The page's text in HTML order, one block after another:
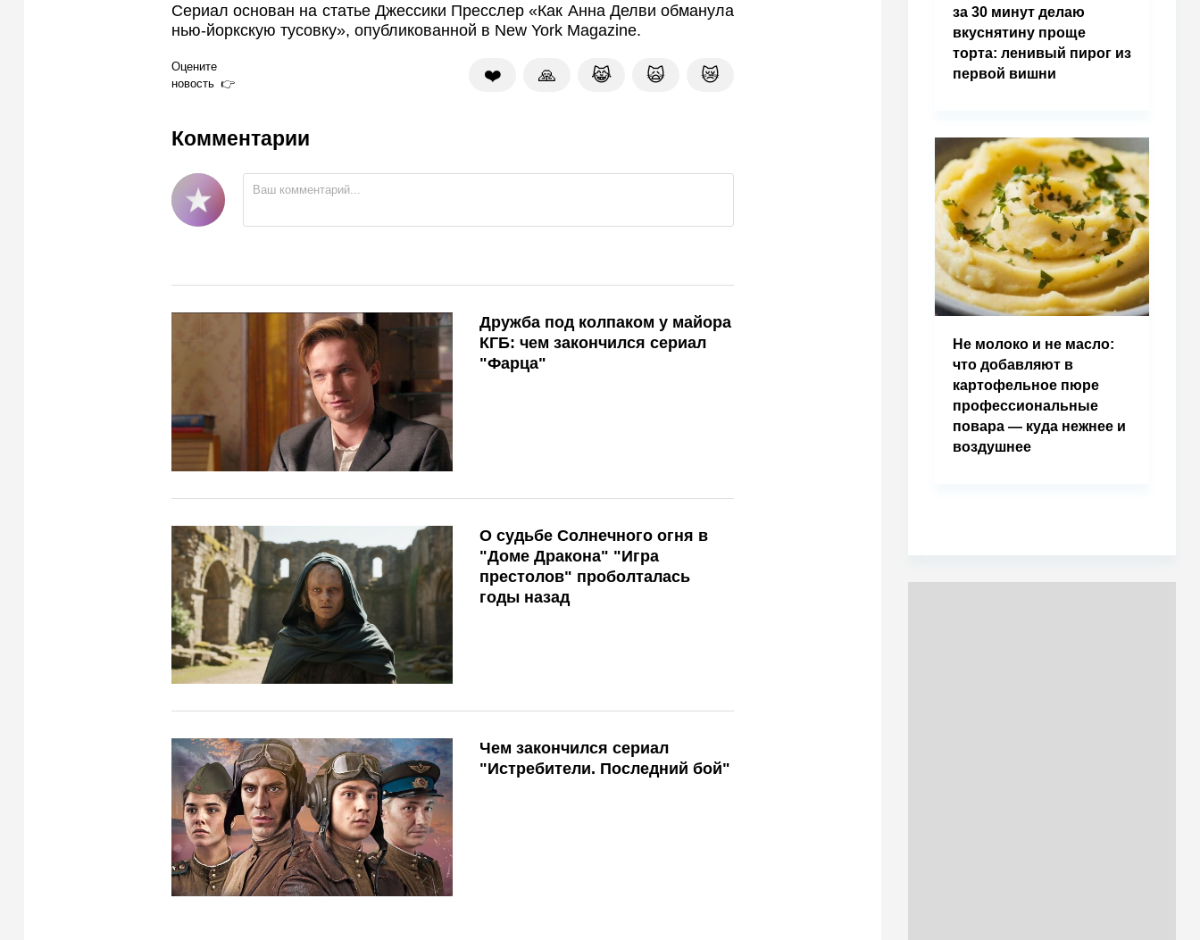
Сериал основан на статье Джессики Пресслер «Как Анна Делви обманула
нью-йоркскую тусовку», опубликованной в New York Magazine.
Оцените
новость
❤️ 🙏 😹 🙀 😿
Комментарии
Дружба под колпаком у майора
КГБ: чем закончился сериал
"Фарца"
О судьбе Солнечного огня в
"Доме Дракона" "Игра
престолов" проболталась
годы назад
Чем закончился сериал
"Истребители. Последний бой"
за 30 минут делаю
вкуснятину проще
торта: ленивый пирог из
первой вишни
Не молоко и не масло:
что добавляют в
картофельное пюре
профессиональные
повара — куда нежнее и
воздушнее